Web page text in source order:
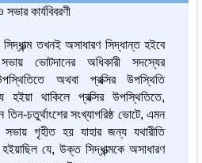
কার্যবিবরণী
তখনই অসাধারণ সিদ্ধান্ত হইবে
ভোটদানের অধিকারী সদস্যের
অথবা প্রক্সির উপস্থিতি
হইয়া থাকিলে প্রক্সির উপস্থিতিতে,
তিন-চতুর্থাংশের সংখ্যাগরিষ্ঠ ভোটে, এমন
সভায় গৃহীত হয় যাহার জন্য যথারীতি
যে, উক্ত সিদ্ধান্ত্মকে অসাধারণ